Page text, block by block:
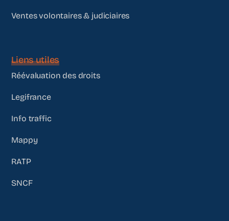
Ventes volontaires & judiciaires
Liens utiles
Réévaluation des droits
Legifrance
Info traffic
Mappy
RATP
SNCF